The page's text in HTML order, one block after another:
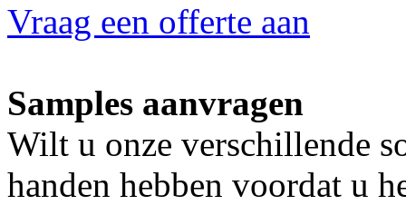
Vraag een offerte aan
Samples aanvragen
Wilt u onze verschillende
handen hebben voordat u